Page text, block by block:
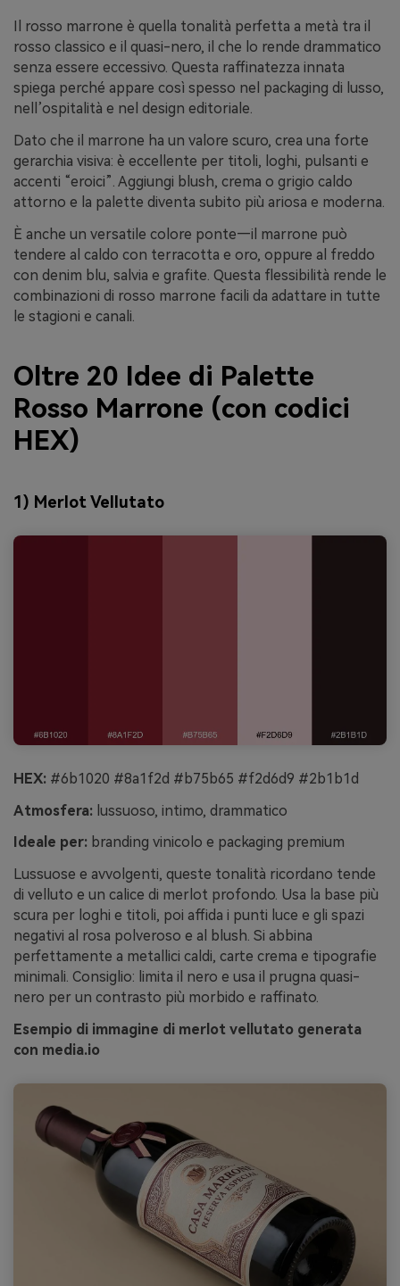
Il rosso marrone è quella tonalità perfetta a metà tra il
rosso classico e il quasi-nero, il che lo rende drammatico
senza essere eccessivo. Questa raffinatezza innata
spiega perché appare così spesso nel packaging di lusso,
nell’ospitalità e nel design editoriale.
Dato che il marrone ha un valore scuro, crea una forte
gerarchia visiva: è eccellente per titoli, loghi, pulsanti e
accenti “eroici”. Aggiungi blush, crema o grigio caldo
attorno e la palette diventa subito più ariosa e moderna.
È anche un versatile colore ponte—il marrone può
tendere al caldo con terracotta e oro, oppure al freddo
con denim blu, salvia e grafite. Questa flessibilità rende le
combinazioni di rosso marrone facili da adattare in tutte
le stagioni e canali.
Oltre 20 Idee di Palette
Rosso Marrone (con codici
HEX)
1) Merlot Vellutato
HEX: #6b1020 #8a1f2d #b75b65 #f2d6d9 #2b1b1d
Atmosfera: lussuoso, intimo, drammatico
Ideale per: branding vinicolo e packaging premium
Lussuose e avvolgenti, queste tonalità ricordano tende
di velluto e un calice di merlot profondo. Usa la base più
scura per loghi e titoli, poi affida i punti luce e gli spazi
negativi al rosa polveroso e al blush. Si abbina
perfettamente a metallici caldi, carte crema e tipografie
minimali. Consiglio: limita il nero e usa il prugna quasi-
nero per un contrasto più morbido e raffinato.
Esempio di immagine di merlot vellutato generata
con media.io